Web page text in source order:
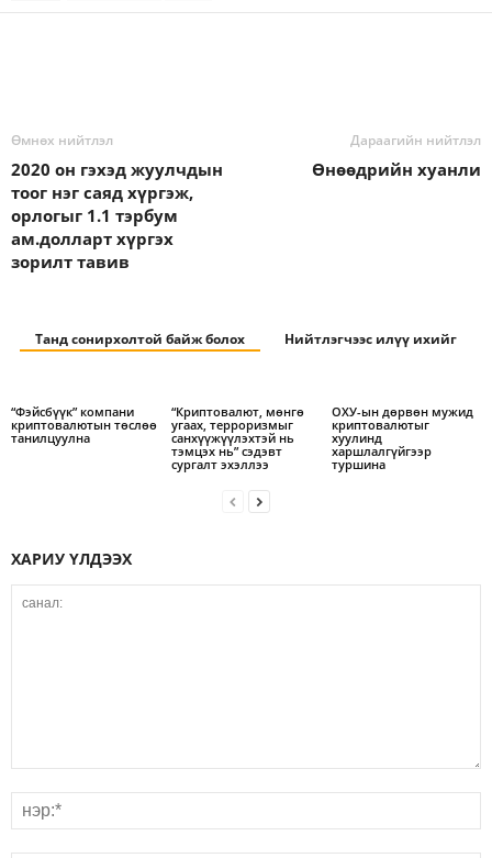
Өмнөх нийтлэл
2020 он гэхэд жуулчдын
тоог нэг саяд хүргэж,
орлогыг 1.1 тэрбум
ам.долларт хүргэх
зорилт тавив
Дараагийн нийтлэл
Өнөөдрийн хуанли
Танд сонирхолтой байж болох Нийтлэгчээс илүү ихийг
“Фэйсбүүк” компани
криптовалютын төслөө
танилцуулна
“Криптовалют, мөнгө
угаах, терроризмыг
санхүүжүүлэхтэй нь
тэмцэх нь” сэдэвт
сургалт эхэллээ
ОХУ-ын дөрвөн мужид
криптовалютыг
хуулинд
харшлалгүйгээр
туршина
ХАРИУ ҮЛДЭЭХ